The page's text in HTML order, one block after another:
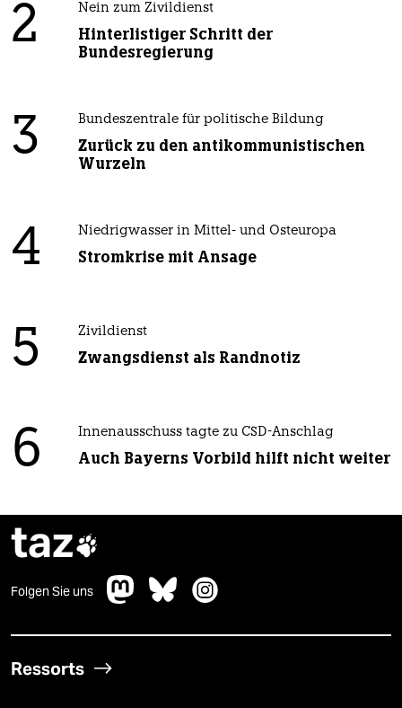
2 Nein zum Zivildienst
Hinterlistiger Schritt der
Bundesregierung
3 Bundeszentrale für politische Bildung
Zurück zu den antikommunistischen
Wurzeln
4 Niedrigwasser in Mittel- und Osteuropa
Stromkrise mit Ansage
5 Zivildienst
Zwangsdienst als Randnotiz
6 Innenausschuss tagte zu CSD-Anschlag
Auch Bayerns Vorbild hilft nicht weiter
taz
Folgen Sie uns
Ressorts